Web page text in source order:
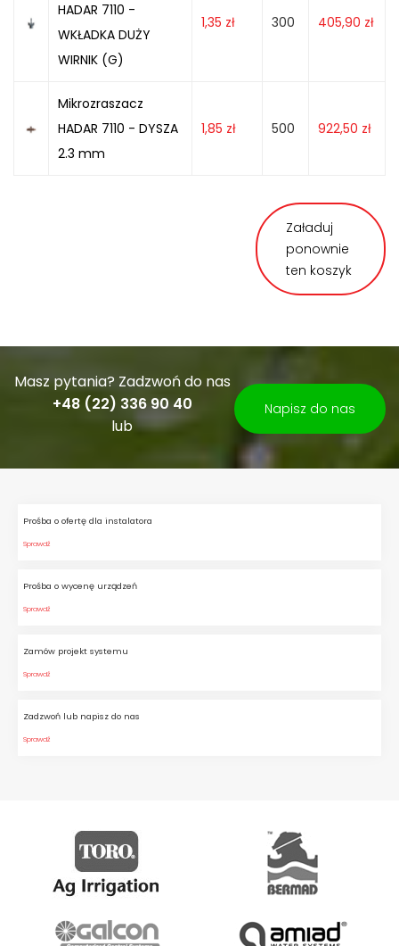
HADAR 7110 -
WKŁADKA DUŻY
WIRNIK (G)
1,35 zł 300 405,90 zł
Mikrozraszacz
HADAR 7110 - DYSZA
2.3 mm
1,85 zł 500 922,50 zł
Załaduj
ponownie
ten koszyk
Masz pytania? Zadzwoń do nas
+48 (22) 336 90 40
lub
Napisz do nas
Prośba o ofertę dla instalatora
Sprawdź
Prośba o wycenę urządzeń
Sprawdź
Zamów projekt systemu
Sprawdź
Zadzwoń lub napisz do nas
Sprawdź